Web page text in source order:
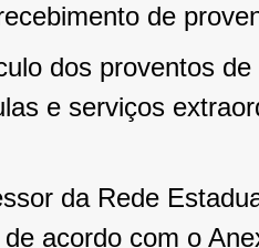
de
dos proventos
e serviços
da Rede
acordo com o